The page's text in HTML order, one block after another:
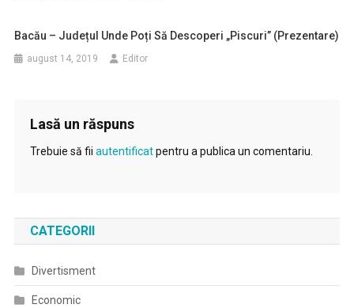
Bacău – Județul Unde Poți Să Descoperi „piscuri” (prezentare)
august 14, 2019 Editor
Lasă un răspuns
Trebuie să fii autentificatpentru a publica un comentariu.
CATEGORII
Divertisment
Economic